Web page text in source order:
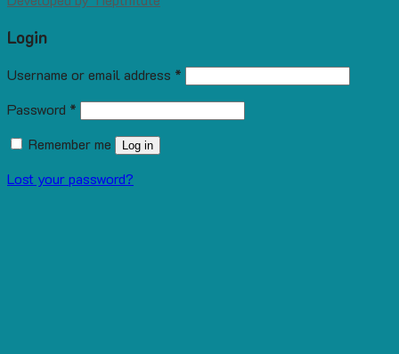
Login
Username or email address *
Password *
Remember me
Log in
Lost your password?